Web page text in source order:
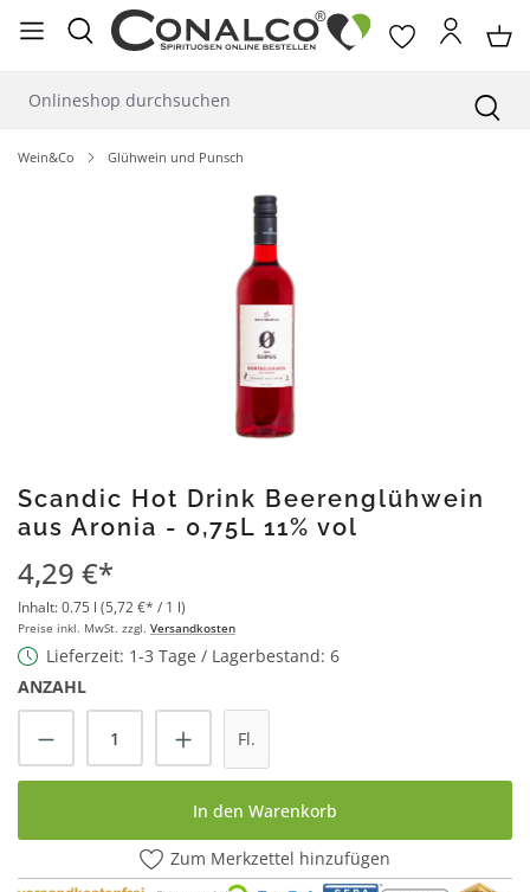
springen
Wein&Co Glühwein und Punsch
Scandic Hot Drink Beerenglühwein
aus Aronia - 0,75L 11% vol
4,29 €*
Inhalt:0.75 l (5,72 €* / 1 l)
Preise inkl. MwSt. zzgl. Versandkosten
Lieferzeit: 1-3 Tage / Lagerbestand: 6
ANZAHL
Produkt Anzahl: Gib den gewünschten
Fl.
In den Warenkorb
Zum Merkzettel hinzufügen